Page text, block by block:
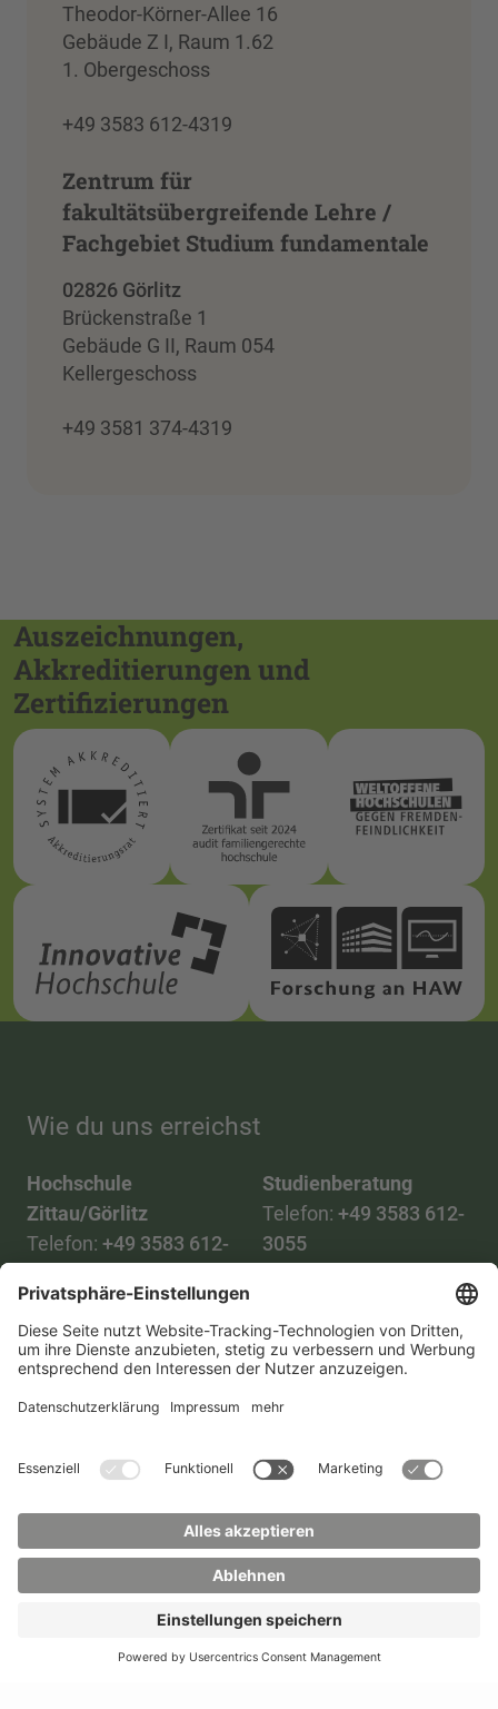
Theodor-Körner-Allee 16
Gebäude Z I, Raum 1.62
1. Obergeschoss
+49 3583 612-4319
Zentrum für
fakultätsübergreifende Lehre /
Fachgebiet Studium fundamentale
02826 Görlitz
Brückenstraße 1
Gebäude G II, Raum 054
Kellergeschoss
+49 3581 374-4319
Auszeichnungen,
Akkreditierungen und
Zertifizierungen
Wie du uns erreichst
Hochschule
Zittau/Görlitz
Telefon: +49 3583 612-
Mail:info(at)hszg.de
Studienberatung
Telefon: +49 3583 612-
3055
Mail:
stud.info(at)hszg.de
TransparenzgesetzKontakt Lageplan